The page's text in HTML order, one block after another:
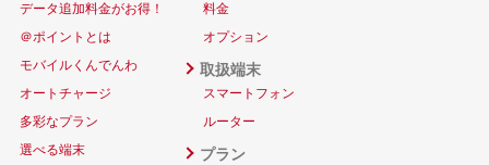
データ追加料金がお得！
＠ポイントとは
モバイルくんでんわ
オートチャージ
多彩なプラン
選べる端末
料金
オプション
取扱端末
スマートフォン
ルーター
プラン